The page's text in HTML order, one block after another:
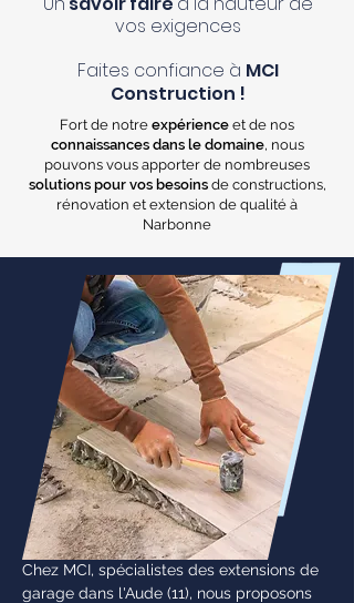
vos exigences
Faites confiance à MCI
Construction !
Fort de notre expérience et de nos
connaissances dans le domaine, nous
pouvons vous apporter de nombreuses
solutions pour vos besoinsde constructions,
rénovation et extension de qualité à
Narbonne
Chez MCI, spécialistes des extensions de
garage dans l'Aude (11), nous proposons